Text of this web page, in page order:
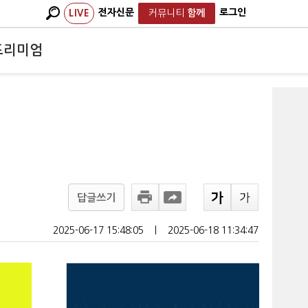
LIVE 전자신문 커뮤니티 함께 로그인
리미엄
답글쓰기
2025-06-17 15:48:05 2025-06-18 11:34:47